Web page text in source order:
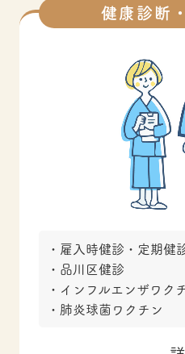
健康診断
雇入時健診・定期健
品川区健診
インフルエンザワク
肺炎球菌ワクチン